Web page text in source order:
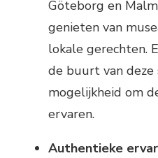
Göteborg en
genieten van
lokale gerechten.
de buurt van
mogelijkheid om
ervaren.
Authentieke